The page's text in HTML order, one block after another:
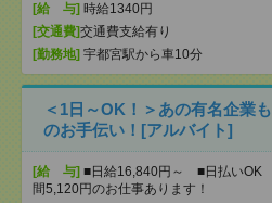
[給 与] 時給1340円
[交通費]交通費支給有り
[勤務地] 宇都宮駅から車10分
＜1日～OK！＞あの有名企業
のお手伝い！[アルバイト]
[給 与] ■日給16,840円～ ■日払いOK
間5,120円のお仕事あります！